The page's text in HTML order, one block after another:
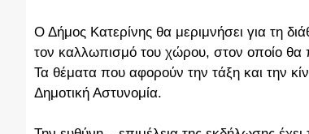
Ο Δήμος Κατερίνης θα μεριμνήσει για τη
τον καλλωπισμό του χώρου, στον οποίο θα
Τα θέματα που αφορούν την τάξη και την
Δημοτική Αστυνομία.